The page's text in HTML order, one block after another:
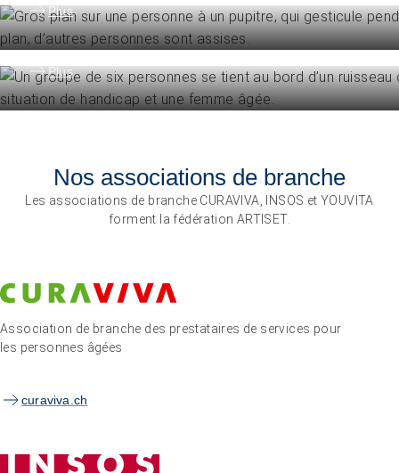
Plus
Organisation
La fédération ARTISET en bref
Plus
Nos associations de branche
Les associations de branche CURAVIVA, INSOS et YOUVITA
forment la fédération ARTISET.
Association de branche des prestataires de services pour
les personnes âgées
curaviva.ch